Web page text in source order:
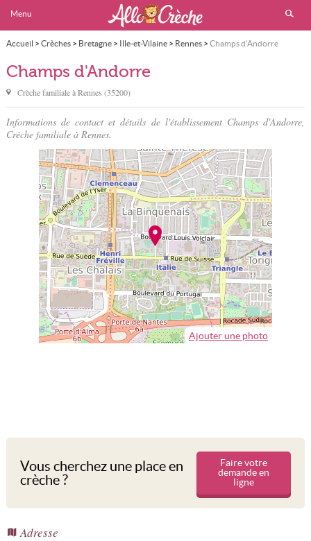
Menu
Accueil > Crèches> Bretagne> Ille-et-Vilaine> Rennes> Champs d'Andorre
Champs d'Andorre
Crèche familiale àRennes (35200)
Informations de contact et détails de l'établissement Champs d'Andorre,
Crèche familiale à Rennes.
Ajouter une photo
Vous cherchez une place en
crèche ?
Faire votre
demande en
ligne
Adresse